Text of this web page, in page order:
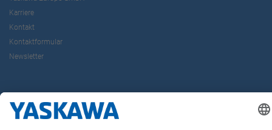
Karriere
Kontakt
Kontaktformular
Newsletter